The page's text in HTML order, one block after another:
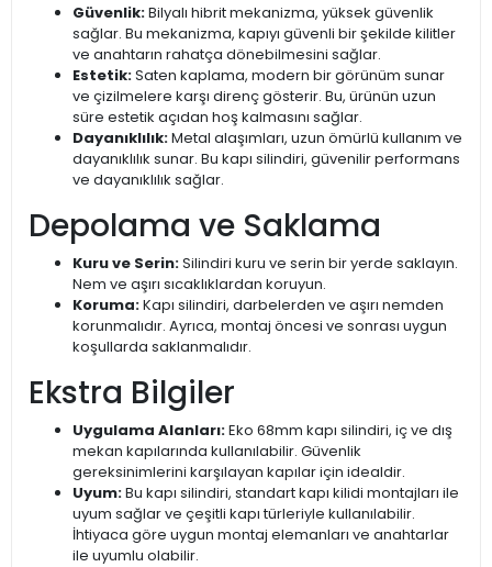
Güvenlik:Bilyalı hibrit mekanizma, yüksek güvenlik
sağlar. Bu mekanizma, kapıyı güvenli bir şekilde kilitler
ve anahtarın rahatça dönebilmesini sağlar.
Estetik:Saten kaplama, modern bir görünüm sunar
ve çizilmelere karşı direnç gösterir. Bu, ürünün uzun
süre estetik açıdan hoş kalmasını sağlar.
Dayanıklılık:Metal alaşımları, uzun ömürlü kullanım ve
dayanıklılık sunar. Bu kapı silindiri, güvenilir performans
ve dayanıklılık sağlar.
Depolama ve Saklama
Kuru ve Serin:Silindiri kuru ve serin bir yerde saklayın.
Nem ve aşırı sıcaklıklardan koruyun.
Koruma:Kapı silindiri, darbelerden ve aşırı nemden
korunmalıdır. Ayrıca, montaj öncesi ve sonrası uygun
koşullarda saklanmalıdır.
Ekstra Bilgiler
Uygulama Alanları:Eko 68mm kapı silindiri, iç ve dış
mekan kapılarında kullanılabilir. Güvenlik
gereksinimlerini karşılayan kapılar için idealdir.
Uyum:Bu kapı silindiri, standart kapı kilidi montajları ile
uyum sağlar ve çeşitli kapı türleriyle kullanılabilir.
İhtiyaca göre uygun montaj elemanları ve anahtarlar
ile uyumlu olabilir.